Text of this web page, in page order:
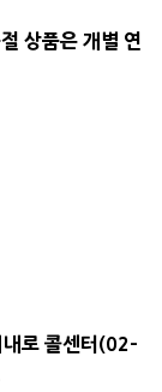
상품은 개별 연
내로 콜센터(02-